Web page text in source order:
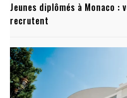
Jeunes diplômés à Monaco :
recrutent